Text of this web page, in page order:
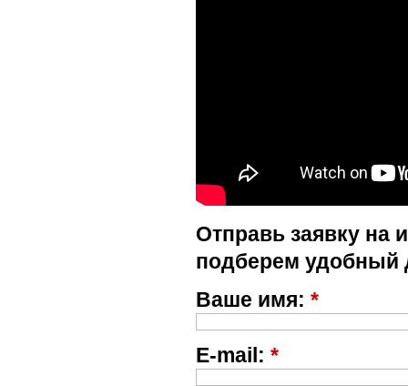
Отправь заявку на
подберем удобный
Ваше имя: *
E-mail: *